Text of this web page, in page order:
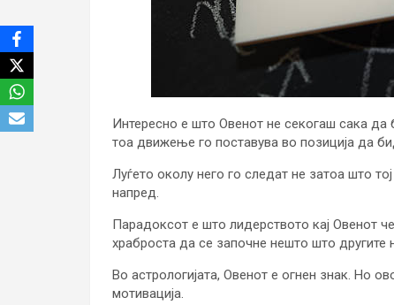
Интересно е што Овенот не секогаш сака
тоа движење го поставува во позиција да
Луѓето околу него го следат не затоа што
напред.
Парадоксот е што лидерството кај Овенот
храброста да се започне нешто што другите
Во астрологијата, Овенот е огнен знак. Но
мотивација.